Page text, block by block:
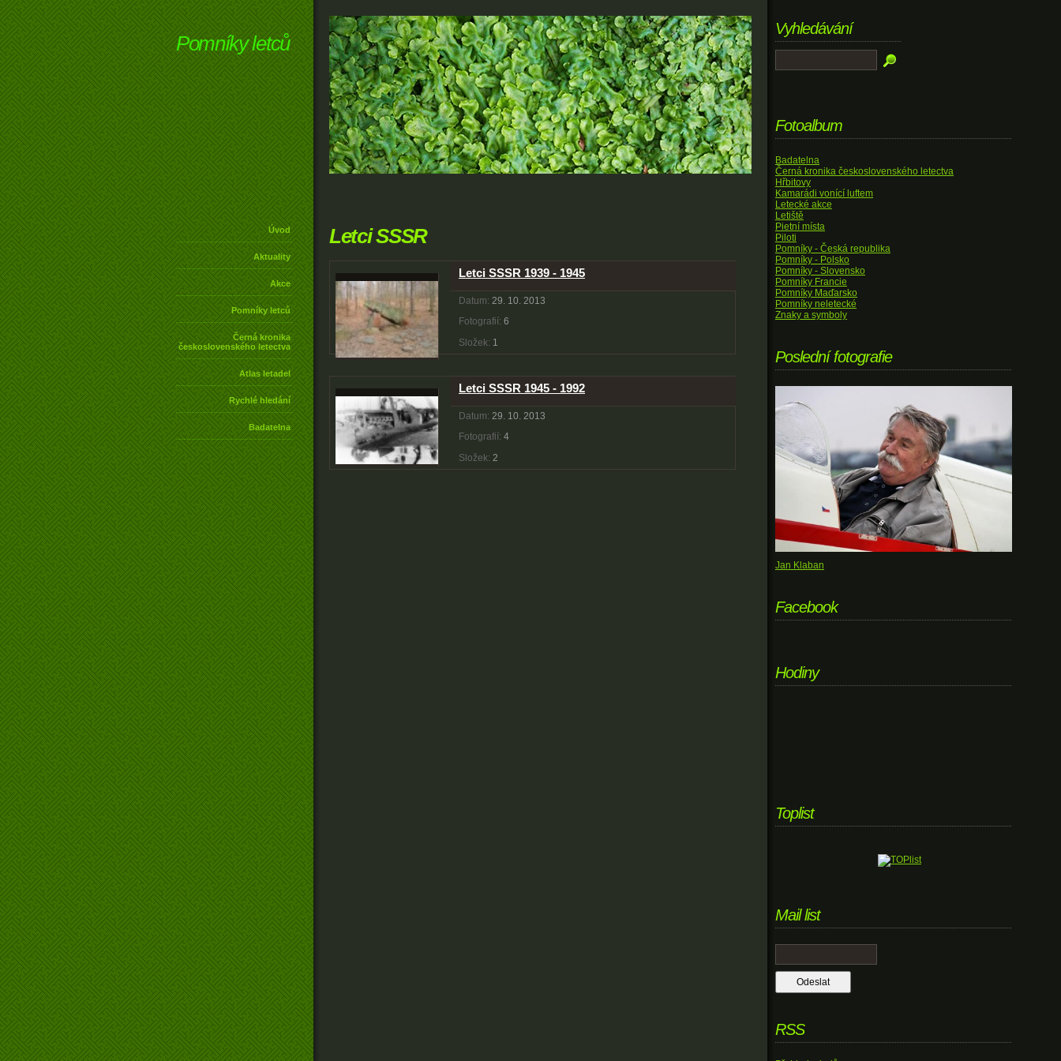
Pomníky letců
Úvod
Aktuality
Akce
Pomníky letců
Černá kronika
československého letectva
Atlas letadel
Rychlé hledání
Badatelna
Letci SSSR
Letci SSSR 1939 - 1945
Datum: 29. 10. 2013
Fotografií: 6
Složek: 1
Letci SSSR 1945 - 1992
Datum: 29. 10. 2013
Fotografií: 4
Složek: 2
Vyhledávání
Fotoalbum
Badatelna
Černá kronika československého letectva
Hřbitovy
Kamarádi vonící luftem
Letecké akce
Letiště
Pietní místa
Piloti
Pomníky - Česká republika
Pomníky - Polsko
Pomníky - Slovensko
Pomníky Francie
Pomníky Maďarsko
Pomníky neletecké
Znaky a symboly
Poslední fotografie
Jan Klaban
Facebook
Hodiny
Toplist
Mail list
RSS